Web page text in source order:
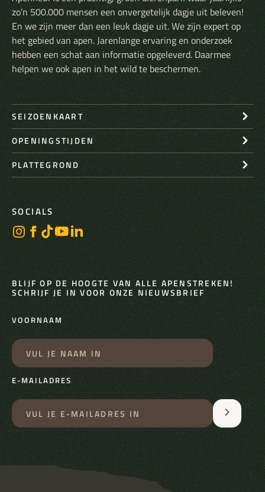
zo’n 500.000 mensen een onvergetelijk dagje uit beleven!
En we zijn meer dan een leuk dagje uit. We zijn expert op
het gebied van apen. Jarenlange ervaring en onderzoek
hebben een schat aan informatie opgeleverd. Daarmee
helpen we ook apen in het wild te beschermen.
SEIZOENKAART
OPENINGSTIJDEN
PLATTEGROND
SOCIALS
BLIJF OP DE HOOGTE VAN ALLE APENSTREKEN!
SCHRIJF JE IN VOOR ONZE NIEUWSBRIEF
VOORNAAM
E-MAILADRES